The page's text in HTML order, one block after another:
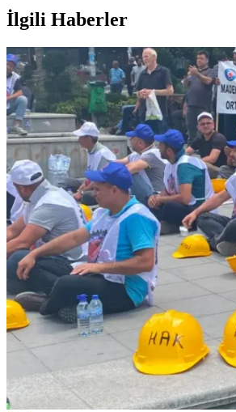
İlgili Haberler